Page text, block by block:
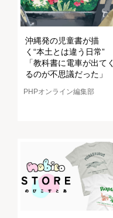
沖縄発の児童書が描
く“本土とは違う日常”
「教科書に電車が出てく
るのが不思議だった」
PHPオンライン編集部